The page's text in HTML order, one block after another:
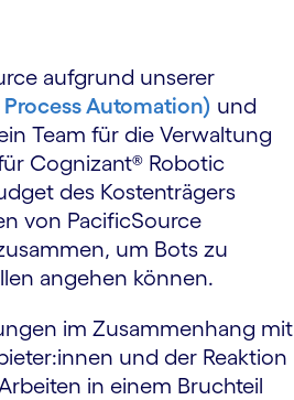
aufgrund unserer
Automation) und
Team für die Verwaltung
Cognizant® Robotic
des Kostenträgers
von PacificSource
um Bots zu
angehen können.
im Zusammen­hang mit
und der Reaktion
in einem Bruchteil